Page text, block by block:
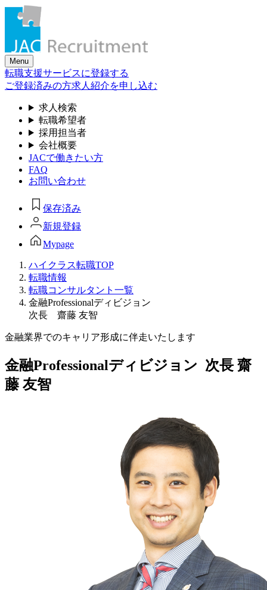
Skip
content
Menu
転職支援サービスに登録する
ご登録済みの方求人紹介を申し込む
求人検索
転職希望者
採用担当者
会社概要
JACで働きたい方
FAQ
お問い合わせ
保存済み
新規登録
Mypage
ハイクラス転職TOP
転職情報
転職コンサルタント一覧
金融Professionalディビジョン
次長 齋藤 友智
金融業界でのキャリア形成に伴走いたします
金融Professionalディビジョン 次長 齋
藤 友智